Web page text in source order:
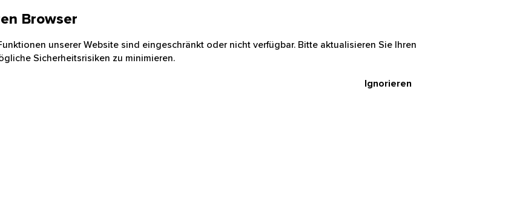
Browser
unserer Website sind eingeschränkt oder nicht verfügbar. Bitte aktualisieren Sie Ihren
Sicherheitsrisiken zu minimieren.
Ignorieren